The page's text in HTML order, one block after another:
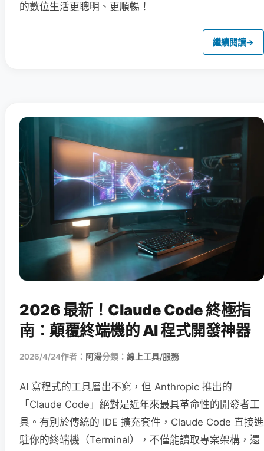
的數位生活更聰明、更順暢！
繼續閱讀→
2026 最新！Claude Code 終極指
南：顛覆終端機的 AI 程式開發神器
2026/4/24作者： 阿湯分類： 線上工具/服務
AI 寫程式的工具層出不窮，但 Anthropic 推出的
「Claude Code」絕對是近年來最具革命性的開發者工
具。有別於傳統的 IDE 擴充套件，Claude Code 直接進
駐你的終端機（Terminal），不僅能讀取專案架構，還